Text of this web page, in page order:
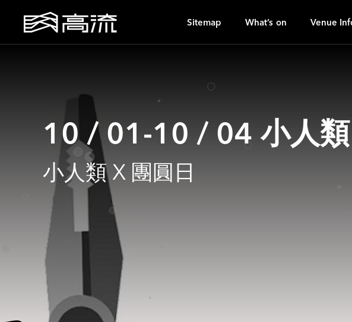
Sitemap What’s on Venue
10 / 01-10 / 04 小人
小人類 X 團圓日